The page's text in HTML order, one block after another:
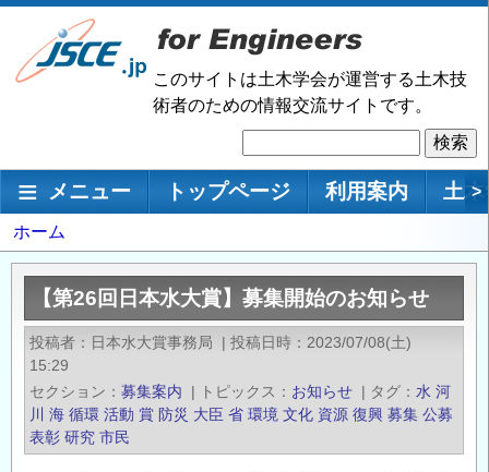
メ
ン
移
このサイトは土木学会が運営する土木技
術者のための情報交流サイトです。
索
メインナビゲーション
メニュー トップページ 利用案内 土 >
パ
ン
ず
ホーム
【第26回日本水大賞】募集開始のお知らせ
投稿者 日本水大賞事務局 | 投稿日時
2023/07/08(土)
15:29
セクション
募集案内 | トピックス お知らせ | タグ 水 河
川
海 循環 活動 賞 防災 大臣 省 環境 文化 資源 復興 募集 公募
表彰 研究 市民